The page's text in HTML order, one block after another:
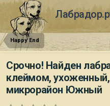
Happy End
Срочно! Найден
клеймом, ухоженный,
микрорайон Южный